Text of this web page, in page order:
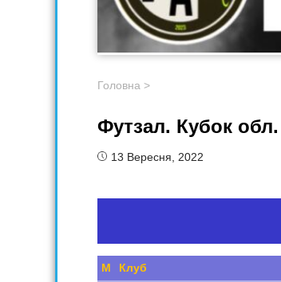
Головна >
Футзал. Кубок
13 Вересня, 2022
М Клуб